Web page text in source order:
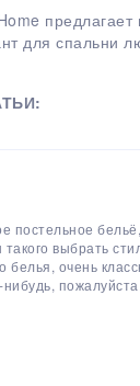
для спальни
постельное
выбрать
белья, очень
пожалуйста.